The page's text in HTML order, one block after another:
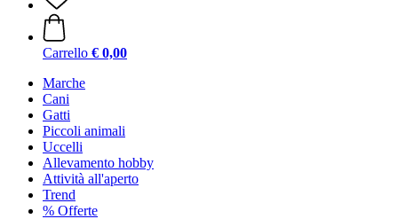
Carrello € 0,00
Marche
Cani
Gatti
Piccoli animali
Uccelli
Allevamento hobby
Attività all'aperto
Trend
% Offerte